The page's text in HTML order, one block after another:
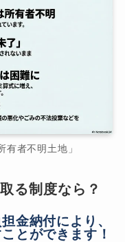
有者不明土地」
る制度なら？
金納付により、
とができます！